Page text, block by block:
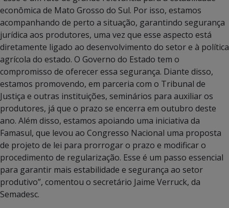
econômica de Mato Grosso do Sul. Por isso, estamos
acompanhando de perto a situação, garantindo segurança
jurídica aos produtores, uma vez que esse aspecto está
diretamente ligado ao desenvolvimento do setor e à política
agrícola do estado. O Governo do Estado tem o
compromisso de oferecer essa segurança. Diante disso,
estamos promovendo, em parceria com o Tribunal de
Justiça e outras instituições, seminários para auxiliar os
produtores, já que o prazo se encerra em outubro deste
ano. Além disso, estamos apoiando uma iniciativa da
Famasul, que levou ao Congresso Nacional uma proposta
de projeto de lei para prorrogar o prazo e modificar o
procedimento de regularização. Esse é um passo essencial
para garantir mais estabilidade e segurança ao setor
produtivo”, comentou o secretário Jaime Verruck, da
Semadesc.